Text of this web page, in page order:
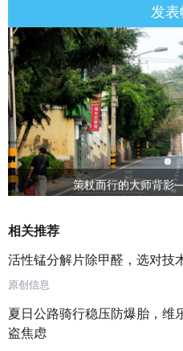
发
策杖而行的大师背
相关推荐
活性锰分解片除甲醛，选对技
原创信息
夏日公路骑行稳压防爆胎，维
盗焦虑